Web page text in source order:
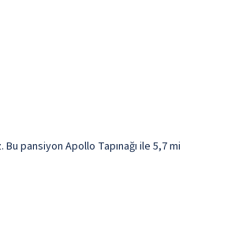
pansiyon Apollo Tapınağı ile 5,7 mi